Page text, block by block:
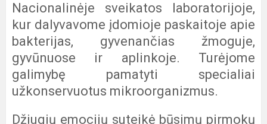
Nacionalinėje sveikatos laboratorijoje,
kur dalyvavome įdomioje paskaitoje apie
bakterijas, gyvenančias žmoguje,
gyvūnuose ir aplinkoje. Turėjome
galimybę pamatyti specialiai
užkonservuotus mikroorganizmus.
Džiugių emocijų suteikė būsimų pirmokų